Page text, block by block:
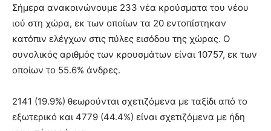
Σήμερα ανακοινώνουμε 233 νέα κρούσματα του νέου
ιού στη χώρα, εκ των οποίων τα 20 εντοπίστηκαν
κατόπιν ελέγχων στις πύλες εισόδου της χώρας. Ο
συνολικός αριθμός των κρουσμάτων είναι 10757, εκ των
οποίων το 55.6% άνδρες.
2141 (19.9%) θεωρούνται σχετιζόμενα με ταξίδι από το
εξωτερικό και 4779 (44.4%) είναι σχετιζόμενα με ήδη